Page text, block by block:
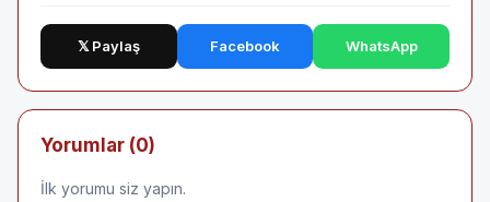
𝕏 Paylaş Facebook WhatsApp
Yorumlar (0)
İlk yorumu siz yapın.